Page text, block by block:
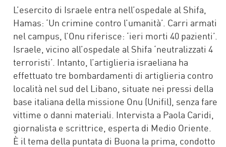
L’esercito di Israele entra nell’ospedale al Shifa,
Hamas: ‘Un crimine contro l’umanità’. Carri armati
nel campus, l’Onu riferisce: ‘ieri morti 40 pazienti’.
Israele, vicino all’ospedale al Shifa ‘neutralizzati 4
terroristi’. Intanto, l’artiglieria israeliana ha
effettuato tre bombardamenti di artiglieria contro
località nel sud del Libano, situate nei pressi della
base italiana della missione Onu (Unifil), senza fare
vittime o danni materiali. Intervista a Paola Caridi,
giornalista e scrittrice, esperta di Medio Oriente.
È il tema della puntata di Buona la prima, condotto